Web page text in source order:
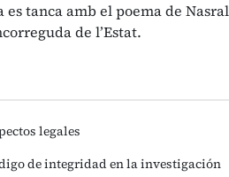
tanca amb el poema de
de l’Estat.
legales
de integridad en la investigación